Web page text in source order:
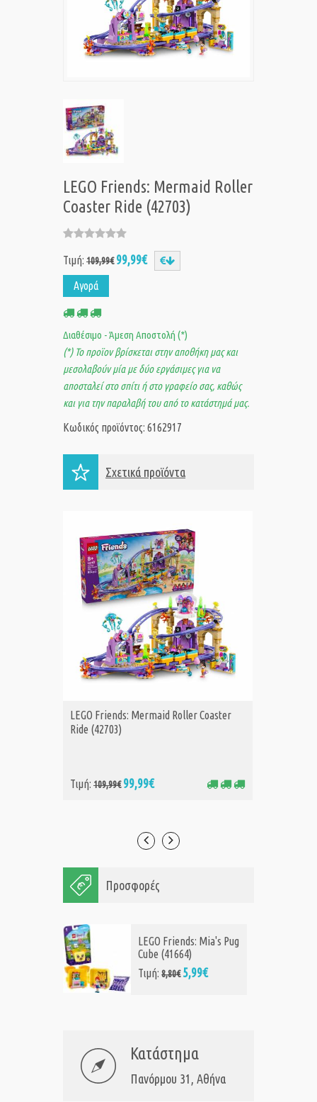
LEGO Friends: Mermaid Roller
Coaster Ride (42703)
Τιμή: 109,99€ 99,99€
Αγορά
Διαθέσιμο - Άμεση Αποστολή (*)
(*) Το προϊον βρίσκεται στην αποθήκη μας και
μεσολαβούν μία με δύο εργάσιμες για να
αποσταλεί στο σπίτι ή στο γραφείο σας, καθώς
και για την παραλαβή του από το κατάστημά μας.
Κωδικός προϊόντος: 6162917
Σχετικά προϊόντα
ΑΓΟΡΑ
LEGO Friends: Mermaid Roller Coaster
Ride (42703)
Τιμή: 109,99€ 99,99€
Προσφορές
LEGO Friends: Mia's Pug
Cube (41664)
Τιμή:8,80€ 5,99€
Κατάστημα
Πανόρμου 31, Αθήνα